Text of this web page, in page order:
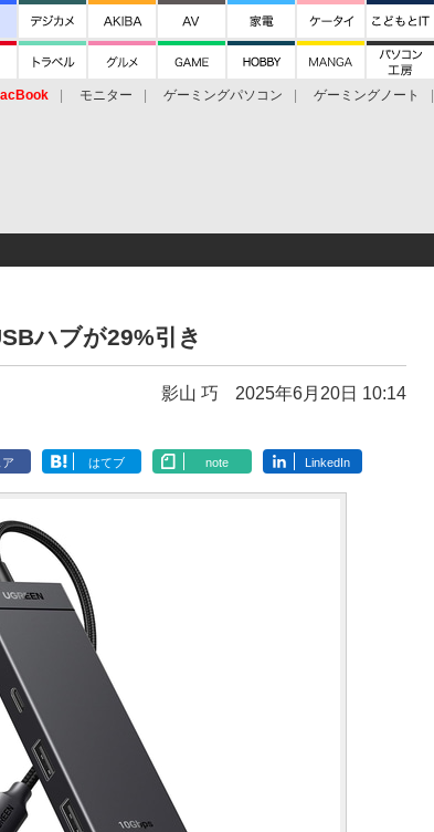
モニター ゲーミングパソコン ゲーミングノート
ハブが29%引き
影山 巧 2025年6月20日 10:14
ア はてブ note LinkedIn